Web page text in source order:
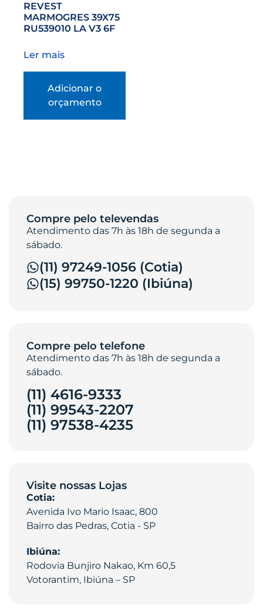
REVEST
MARMOGRES 39X75
RU539010 LA V3 6F
Ler mais
Adicionar o
orçamento
Compre pelo televendas
Atendimento das 7h às 18h de segunda a
sábado.
(11) 97249-1056 (Cotia)
(15) 99750-1220 (Ibiúna)
Compre pelo telefone
Atendimento das 7h às 18h de segunda a
sábado.
(11) 4616-9333
(11) 99543-2207
(11) 97538-4235‎
Visite nossas Lojas
Cotia:
Avenida Ivo Mario Isaac, 800
Bairro das Pedras, Cotia - SP
Ibiúna:
Rodovia Bunjiro Nakao, Km 60,5
Votorantim, Ibiúna – SP